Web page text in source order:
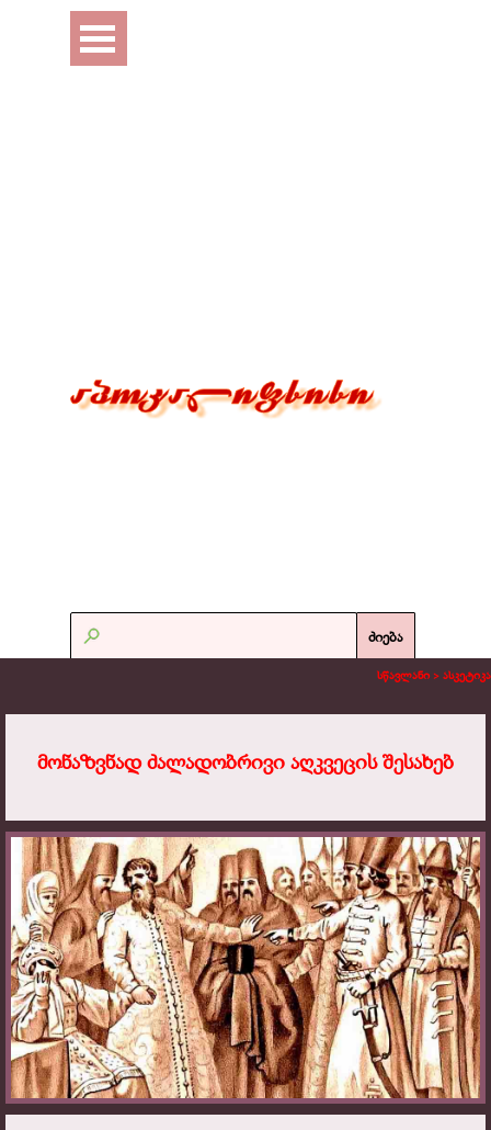
Перейти к контенту
Пропустить меню
ძიება
სწავლანი > ასკეტიკა
მონაზვნად ძალადობრივი აღკვეცის შესახებ